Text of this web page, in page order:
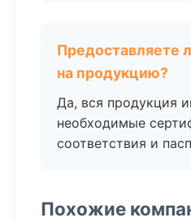
Предоставляете
на продукцию?
Да, вся продукция
необходимые
соответствия и
Похожие